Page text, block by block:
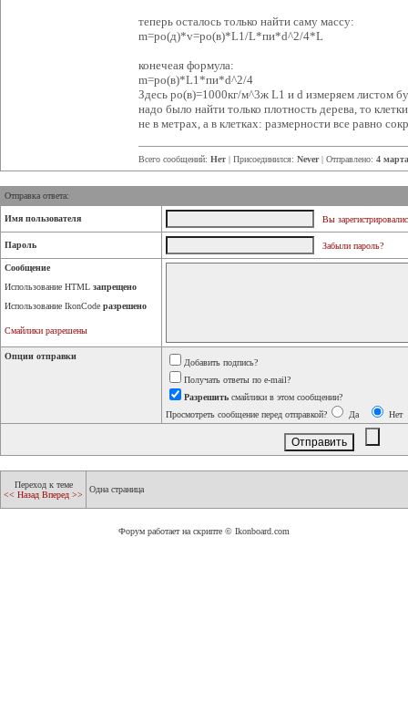
теперь осталось только найти саму массу:
m=ро(д)*v=ро(в)*L1/L*пи*d^2/4*L
конечеая формула:
m=ро(в)*L1*пи*d^2/4
Здесь ро(в)=1000кг/м^3ж L1 и d измеряем листом
надо было найти только плотность дерева, то
не в метрах, а в клетках: размерности все равно
Всего сообщений: Нет | Присоединился: Never| Отправлено: 4
Отправка ответа:
Имя пользователя Вы
Пароль Забыли пароль?
Сообщение
Использование HTML запрещено
Использование IkonCode разрешено
Смайлики разрешены
Опции отправки
Добавить подпись?
Получать ответы по e-mail?
Разрешить смайлики в этом сообщении?
Просмотреть сообщение перед отправкой?
Да Нет
Переход к теме
<< Назад Вперед >>
Одна страница
Форум работает на скрипте © Ikonboard.com